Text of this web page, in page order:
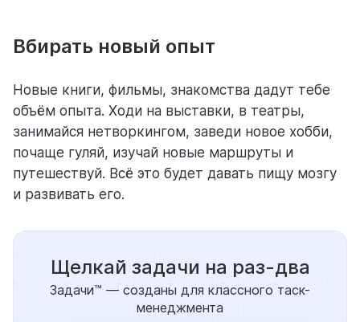
Вбирать новый опыт
Новые книги, фильмы, знакомства дадут тебе
объём опыта. Ходи на выставки, в театры,
занимайся нетворкингом, заведи новое хобби,
почаще гуляй, изучай новые маршруты и
путешествуй. Всё это будет давать пищу мозгу
и развивать его.
Щелкай задачи на раз-два
Задачи™ — созданы для классного таск-
менеджмента